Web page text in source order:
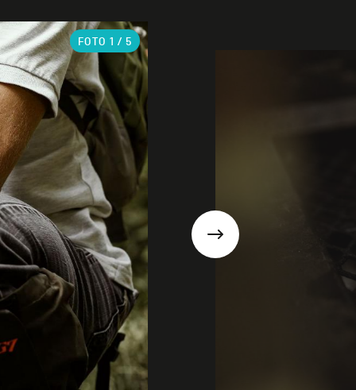
Suivant
FOTO 1 / 5